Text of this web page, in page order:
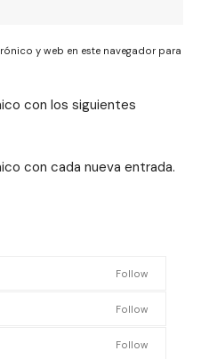
y web en este navegador para
con los siguientes
con cada nueva entrada.
Follow
Follow
Follow